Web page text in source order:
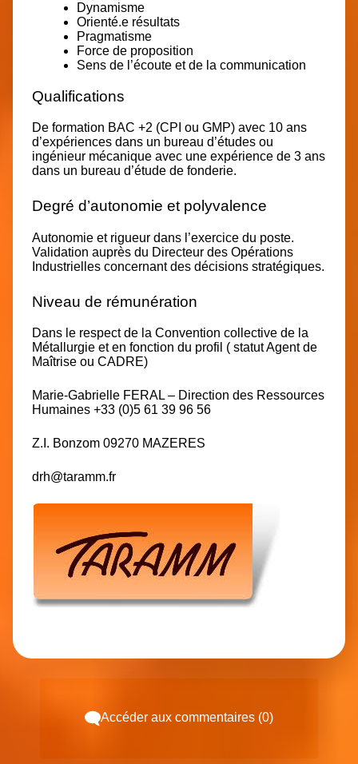
Dynamisme
Orienté.e résultats
Pragmatisme
Force de proposition
Sens de l’écoute et de la communication
Qualifications
De formation BAC +2 (CPI ou GMP) avec 10 ans
d’expériences dans un bureau d’études ou
ingénieur mécanique avec une expérience de 3 ans
dans un bureau d’étude de fonderie.
Degré d’autonomie et polyvalence
Autonomie et rigueur dans l’exercice du poste.
Validation auprès du Directeur des Opérations
Industrielles concernant des décisions stratégiques.
Niveau de rémunération
Dans le respect de la Convention collective de la
Métallurgie et en fonction du profil ( statut Agent de
Maîtrise ou CADRE)
Marie-Gabrielle FERAL – Direction des Ressources
Humaines +33 (0)5 61 39 96 56
Z.I. Bonzom 09270 MAZERES
drh@taramm.fr
Accéder aux commentaires (0)